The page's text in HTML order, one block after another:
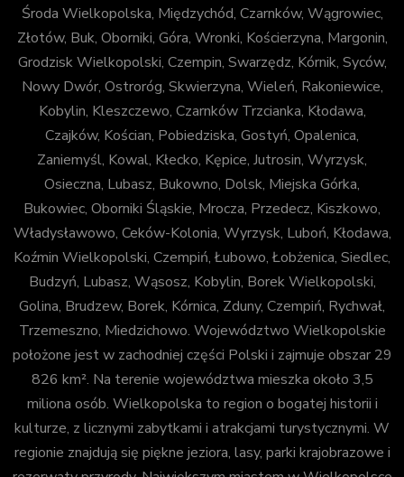
Środa Wielkopolska, Międzychód, Czarnków, Wągrowiec,
Złotów, Buk, Oborniki, Góra, Wronki, Kościerzyna, Margonin,
Grodzisk Wielkopolski, Czempin, Swarzędz, Kórnik, Syców,
Nowy Dwór, Ostroróg, Skwierzyna, Wieleń, Rakoniewice,
Kobylin, Kleszczewo, Czarnków Trzcianka, Kłodawa,
Czajków, Kościan, Pobiedziska, Gostyń, Opalenica,
Zaniemyśl, Kowal, Kłecko, Kępice, Jutrosin, Wyrzysk,
Osieczna, Lubasz, Bukowno, Dolsk, Miejska Górka,
Bukowiec, Oborniki Śląskie, Mrocza, Przedecz, Kiszkowo,
Władysławowo, Ceków-Kolonia, Wyrzysk, Luboń, Kłodawa,
Koźmin Wielkopolski, Czempiń, Łubowo, Łobżenica, Siedlec,
Budzyń, Lubasz, Wąsosz, Kobylin, Borek Wielkopolski,
Golina, Brudzew, Borek, Kórnica, Zduny, Czempiń, Rychwał,
Trzemeszno, Miedzichowo. Województwo Wielkopolskie
położone jest w zachodniej części Polski i zajmuje obszar 29
826 km². Na terenie województwa mieszka około 3,5
miliona osób. Wielkopolska to region o bogatej historii i
kulturze, z licznymi zabytkami i atrakcjami turystycznymi. W
regionie znajdują się piękne jeziora, lasy, parki krajobrazowe i